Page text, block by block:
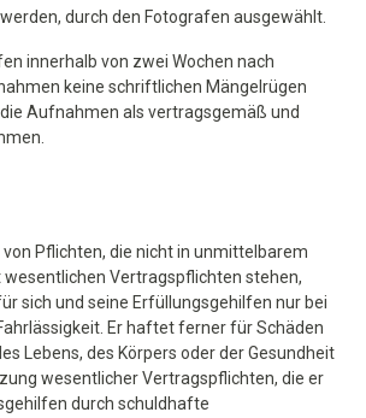
durch den Fotografen ausgewählt.
innerhalb von zwei Wochen nach
keine schriftlichen Mängelrügen
Aufnahmen als vertragsgemäß und
von Pflichten, die nicht in unmittelbarem
Vertragspflichten stehen,
sich und seine Erfüllungsgehilfen nur bei
Er haftet ferner für Schäden
Lebens, des Körpers oder der Gesundheit
wesentlicher Vertragspflichten, die er
durch schuldhafte